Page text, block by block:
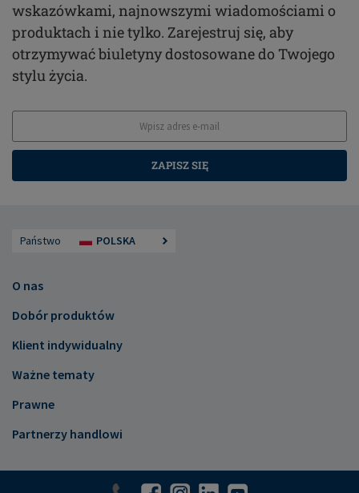
wskazówkami, najnowszymi wiadomościami o
produktach i nie tylko. Zarejestruj się, aby
otrzymywać biuletyny dostosowane do Twojego
stylu życia.
ZAPISZ SIĘ
Państwo POLSKA
O nas
Dobór produktów
Klient indywidualny
Ważne tematy
Prawne
Partnerzy handlowi